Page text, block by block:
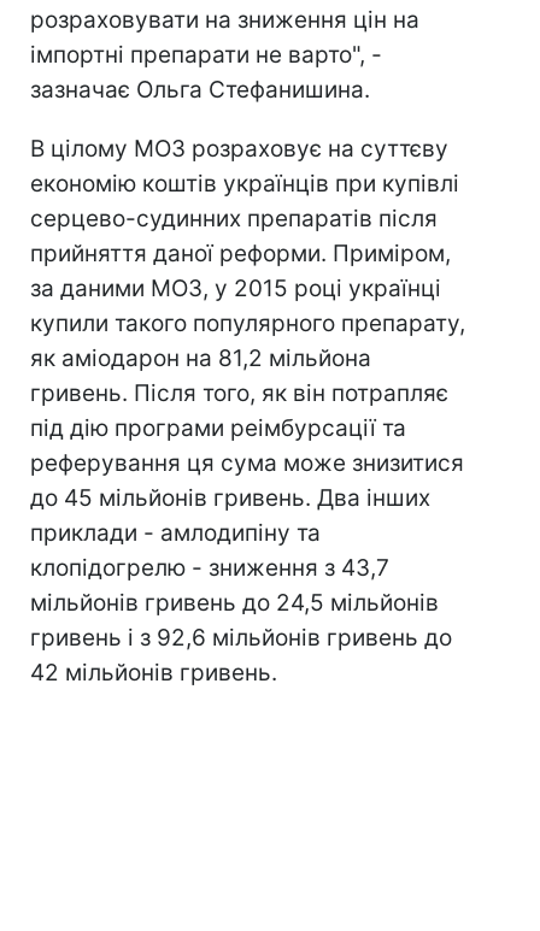
розраховувати на зниження цін на
імпортні препарати не варто", -
зазначає Ольга Стефанишина.
В цілому МОЗ розраховує на суттєву
економію коштів українців при купівлі
серцево-судинних препаратів після
прийняття даної реформи. Приміром,
за даними МОЗ, у 2015 році українці
купили такого популярного препарату,
як аміодарон на 81,2 мільйона
гривень. Після того, як він потрапляє
під дію програми реімбурсації та
реферування ця сума може знизитися
до 45 мільйонів гривень. Два інших
приклади - амлодипіну та
клопідогрелю - зниження з 43,7
мільйонів гривень до 24,5 мільйонів
гривень і з 92,6 мільйонів гривень до
42 мільйонів гривень.